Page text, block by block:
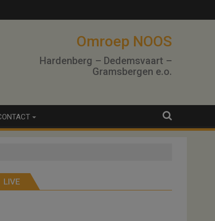
Omroep NOOS
Hardenberg – Dedemsvaart –
Gramsbergen e.o.
LIVE